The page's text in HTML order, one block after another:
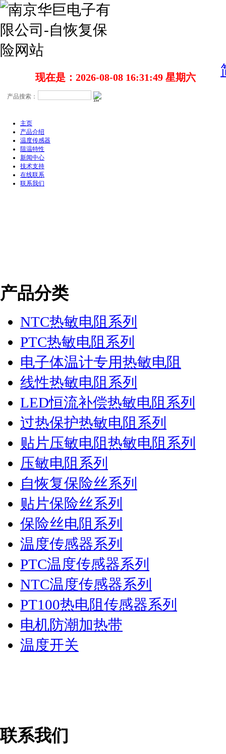
现在是：2026-08-08 16:31:49 星期六
主页
产品介绍
温度传感器
阻温特性
新闻中心
技术支持
在线联系
联系我们
产品分类
NTC热敏电阻系列
PTC热敏电阻系列
电子体温计专用热敏电阻
线性热敏电阻系列
LED恒流补偿热敏电阻系列
过热保护热敏电阻系列
贴片压敏电阻热敏电阻系列
压敏电阻系列
自恢复保险丝系列
贴片保险丝系列
保险丝电阻系列
温度传感器系列
PTC温度传感器系列
NTC温度传感器系列
PT100热电阻传感器系列
电机防潮加热带
温度开关
联系我们